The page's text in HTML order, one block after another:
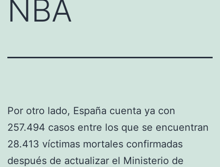
NBA
Por otro lado, España cuenta ya con
257.494 casos entre los que se encuentran
28.413 víctimas mortales confirmadas
después de actualizar el Ministerio de